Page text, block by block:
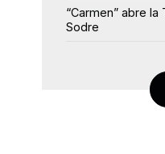
“Carmen” abre
Sodre